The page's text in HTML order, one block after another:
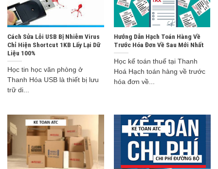
Cách Sửa Lỗi USB Bị Nhiễm Virus
Chỉ Hiện Shortcut 1KB Lấy Lại Dữ
Liệu 100%
Học tin học văn phòng ở
Thanh Hóa USB là thiết bị lưu
trữ di...
Hướng Dẫn Hạch Toán Hàng Về
Trước Hóa Đơn Về Sau Mới Nhất
Học kế toán thuế tại Thanh
Hoá Hạch toán hàng về trước
hóa đơn về...